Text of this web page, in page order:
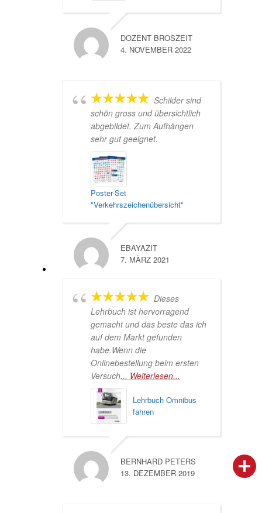
DOZENT BROSZEIT
4. NOVEMBER 2022
Schilder sind
schön gross und übersichtlich
abgebildet. Zum Aufhängen
sehr gut geeignet.
Poster-Set
"Verkehrszeichenübersicht"
EBAYAZIT
7. MÄRZ 2021
Dieses
Lehrbuch ist hervorragend
gemacht und das beste das ich
auf dem Markt gefunden
habe.Wenn die
Onlinebestellung beim ersten
Versuch... Weiterlesen...
Lehrbuch Omnibus
fahren
BERNHARD PETERS
13. DEZEMBER 2019
person IHR FACHBERATER